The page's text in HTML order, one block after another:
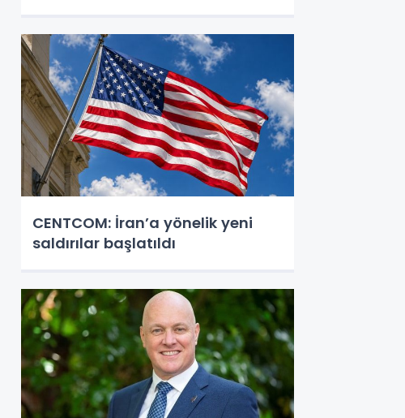
CENTCOM: İran’a yönelik yeni
saldırılar başlatıldı